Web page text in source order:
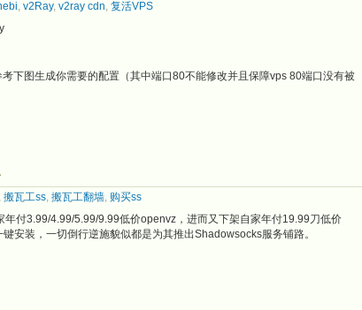
, v2Ray, v2ray cdn, 复活VPS
下图生成你需要的配置（其中端口80不能修改并且保障vps 80端口没有被
, 搬瓦工ss, 搬瓦工翻墙, 购买ss
付3.99/4.99/5.99/9.99低价openvz，进而又下架自家年付19.99刀低价
安装，一切倒行逆施貌似都是为其推出Shadowsocks服务铺路。